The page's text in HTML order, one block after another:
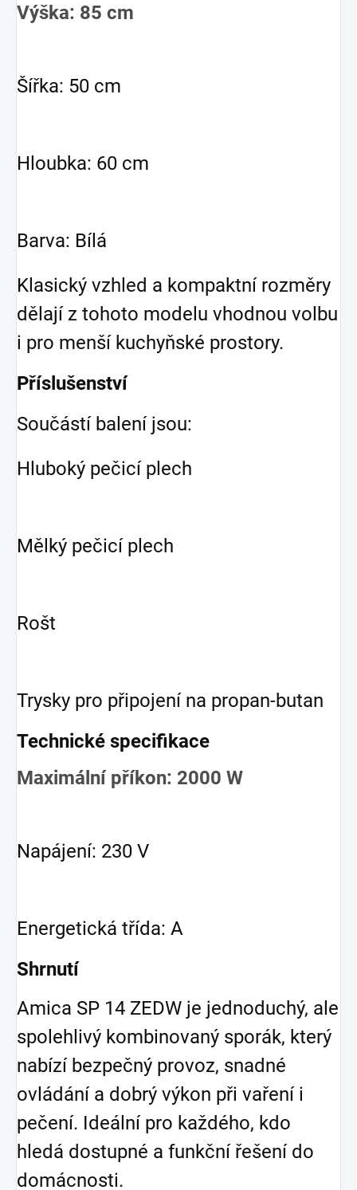
Výška: 85 cm
Šířka: 50 cm
Hloubka: 60 cm
Barva: Bílá
Klasický vzhled a kompaktní rozměry
dělají z tohoto modelu vhodnou volbu
i pro menší kuchyňské prostory.
Příslušenství
Součástí balení jsou:
Hluboký pečicí plech
Mělký pečicí plech
Rošt
Trysky pro připojení na propan-butan
Technické specifikace
Maximální příkon: 2000 W
Napájení: 230 V
Energetická třída: A
Shrnutí
Amica SP 14 ZEDW je jednoduchý, ale
spolehlivý kombinovaný sporák, který
nabízí bezpečný provoz, snadné
ovládání a dobrý výkon při vaření i
pečení. Ideální pro každého, kdo
hledá dostupné a funkční řešení do
domácnosti.